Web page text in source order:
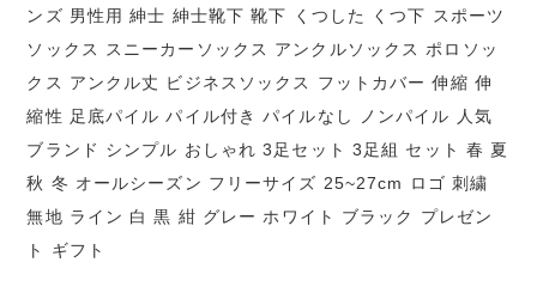
ンズ 男性用 紳士 紳士靴下 靴下 くつした くつ下 スポーツ
ソックス スニーカーソックス アンクルソックス ポロソッ
クス アンクル丈 ビジネスソックス フットカバー 伸縮 伸
縮性 足底パイル パイル付き パイルなし ノンパイル 人気
ブランド シンプル おしゃれ 3足セット 3足組 セット 春 夏
秋 冬 オールシーズン フリーサイズ 25~27cm ロゴ 刺繍
無地 ライン 白 黒 紺 グレー ホワイト ブラック プレゼン
ト ギフト